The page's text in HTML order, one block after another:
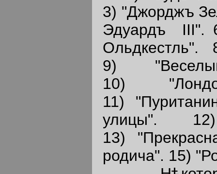
3) "Джорджъ
Эдуардъ III".
9)
10)
11)
улицы". 12)
13)
родича". 15)